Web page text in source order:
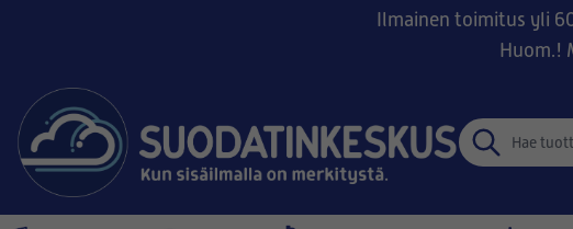
Ilmainen toimitus yli
Huom.!